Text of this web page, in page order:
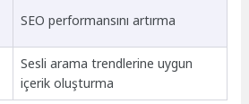
SEO performansını artırma
Sesli arama trendlerine uygun
içerik oluşturma